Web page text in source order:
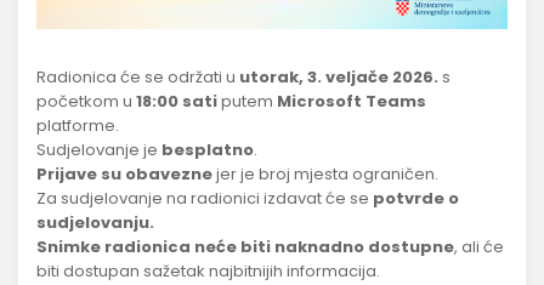
Radionica će se održati u utorak, 3. veljače 2026. s
početkom u 18:00 satiputem Microsoft Teams
platforme.
Sudjelovanje je besplatno.
Prijave su obaveznejer je broj mjesta ograničen.
Za sudjelovanje na radionici izdavat će se potvrde o
sudjelovanju.
Snimke radionica neće biti naknadno dostupne, ali će
biti dostupan sažetak najbitnijih informacija.